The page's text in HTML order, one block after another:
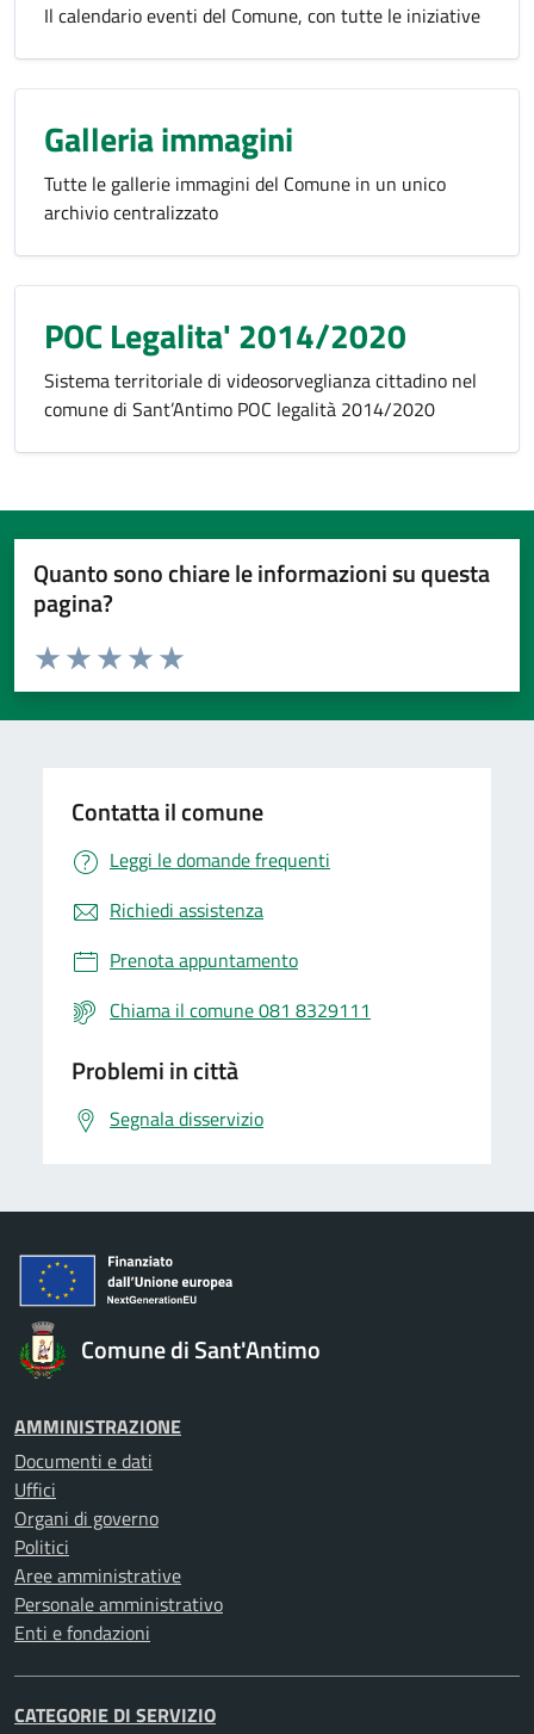
Il calendario eventi del Comune, con tutte le iniziative
Galleria immagini
Tutte le gallerie immagini del Comune in un unico
archivio centralizzato
POC Legalita' 2014/2020
Sistema territoriale di videosorveglianza cittadino nel
comune di Sant’Antimo POC legalità 2014/2020
Quanto sono chiare le informazioni su questa
pagina?
Valuta da 1 a 5 stelle la pagina
Valuta 5 stelle su 5
Valuta 4 stelle su 5
Valuta 3 stelle su 5
Valuta 2 stelle su 5
Valuta 1 stelle su 5
Contatta il comune
Leggi le domande frequenti
Richiedi assistenza
Prenota appuntamento
Chiama il comune 081 8329111
Problemi in città
Segnala disservizio
Comune di Sant'Antimo
AMMINISTRAZIONE
Documenti e dati
Uffici
Organi di governo
Politici
Aree amministrative
Personale amministrativo
Enti e fondazioni
CATEGORIE DI SERVIZIO